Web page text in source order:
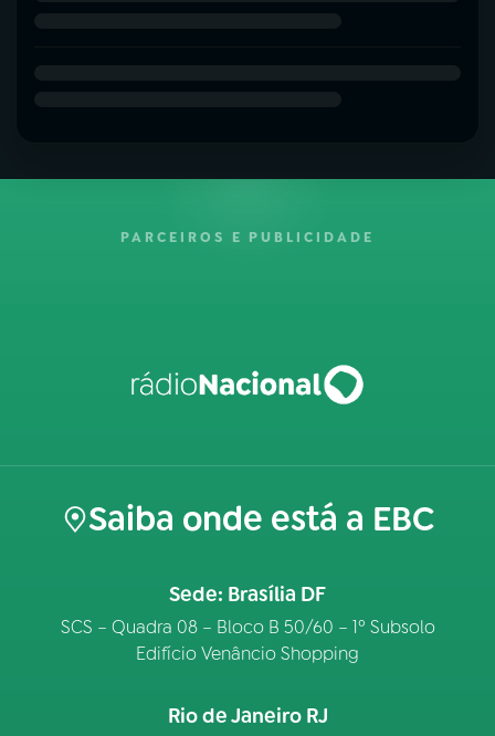
PARCEIROS E PUBLICIDADE
Saiba onde está a EBC
Sede: Brasília DF
SCS – Quadra 08 – Bloco B 50/60 – 1º Subsolo
Edifício Venâncio Shopping
Rio de Janeiro RJ